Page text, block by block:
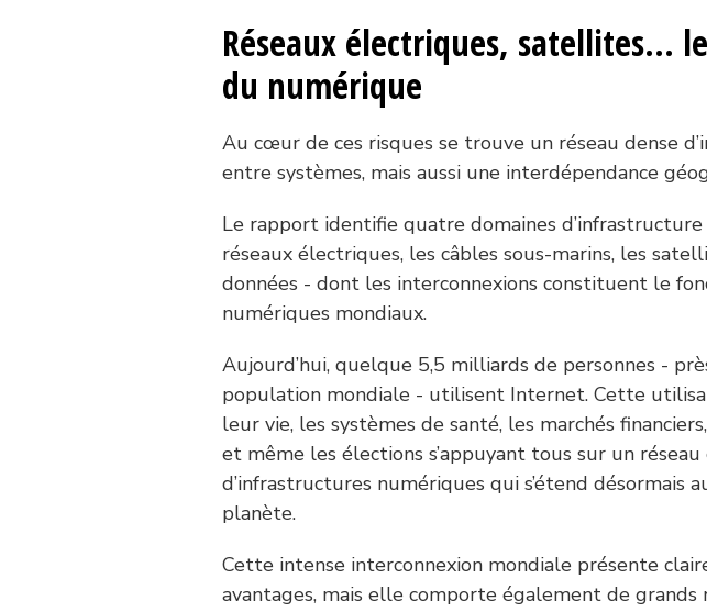
Réseaux électriques, satellites…
du numérique
Au cœur de ces risques se trouve un réseau dense
entre systèmes, mais aussi une interdépendance
Le rapport identifie quatre domaines
réseaux électriques, les câbles sous-marins, les
données - dont les interconnexions constituent le
numériques mondiaux.
Aujourd’hui, quelque 5,5 milliards de personnes -
population mondiale - utilisent Internet. Cette
leur vie, les systèmes de santé, les marchés
et même les élections s’appuyant tous sur un
d’infrastructures numériques qui s’étend désormais
planète.
Cette intense interconnexion mondiale présente
avantages, mais elle comporte également de grands